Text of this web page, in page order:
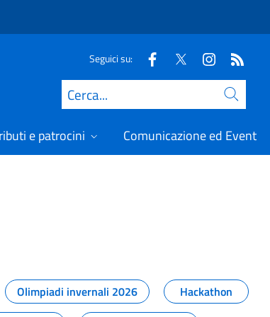
Seguici su:
Cerca
e patrocini Comunicazione ed Eventi
Olimpiadi invernali 2026
Hackathon